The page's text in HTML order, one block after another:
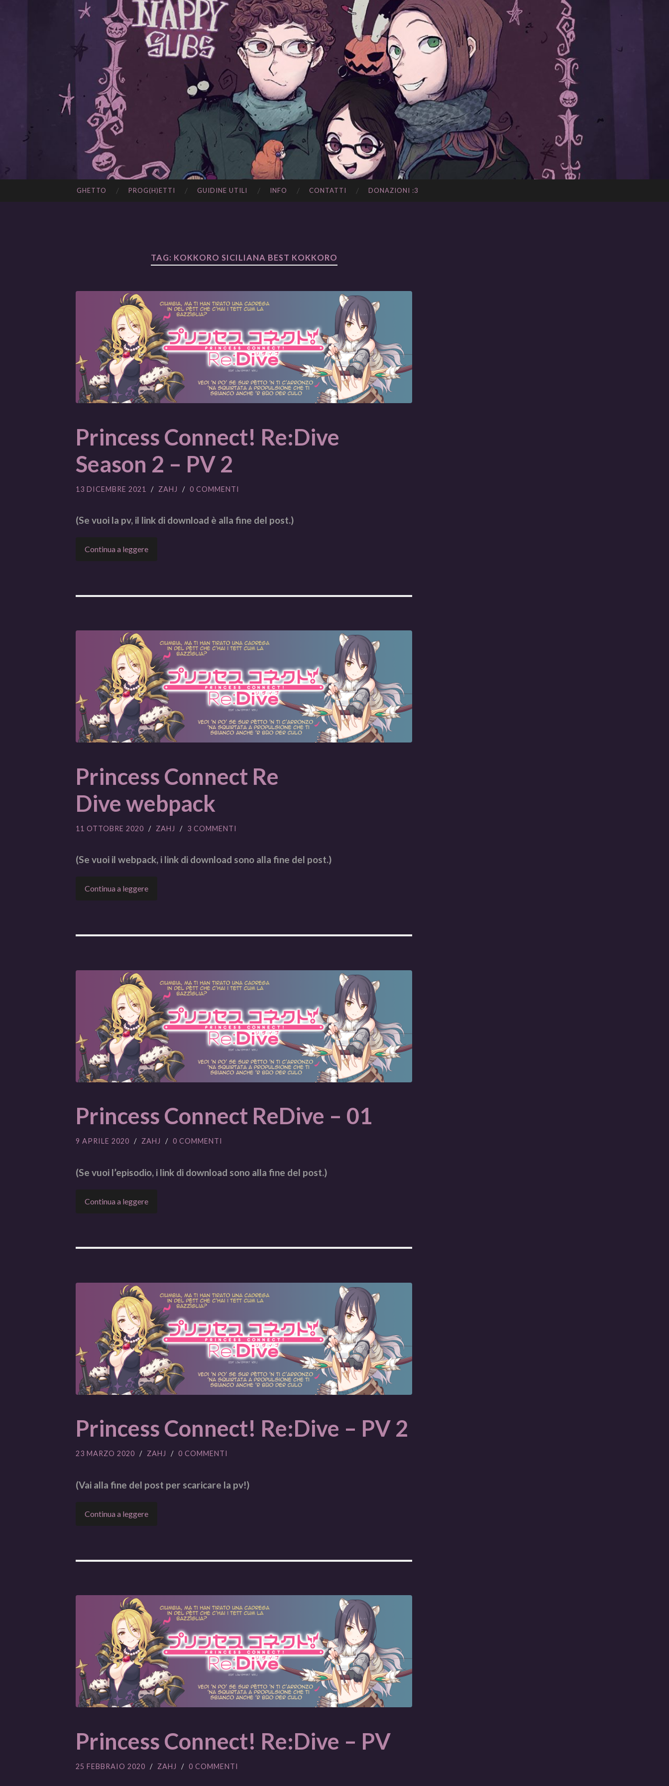
GHETTO PROG(H)ETTI GUIDINE UTILI INFO CONTATTI DONAZIONI :3
TAG: KOKKORO SICILIANA BEST KOKKORO
Princess Connect! Re:Dive
Season 2 – PV 2
13 DICEMBRE 2021 / ZAHJ / 0 COMMENTI
(Se vuoi la pv, il link di download è alla fine del post.)
Continua a leggere
Princess Connect Re
Dive webpack
11 OTTOBRE 2020 / ZAHJ / 3 COMMENTI
(Se vuoi il webpack, i link di download sono alla fine del post.)
Continua a leggere
Princess Connect ReDive – 01
9 APRILE 2020 / ZAHJ / 0 COMMENTI
(Se vuoi l’episodio, i link di download sono alla fine del post.)
Continua a leggere
Princess Connect! Re:Dive – PV 2
23 MARZO 2020 / ZAHJ / 0 COMMENTI
(Vai alla fine del post per scaricare la pv!)
Continua a leggere
Princess Connect! Re:Dive – PV
25 FEBBRAIO 2020 / ZAHJ / 0 COMMENTI